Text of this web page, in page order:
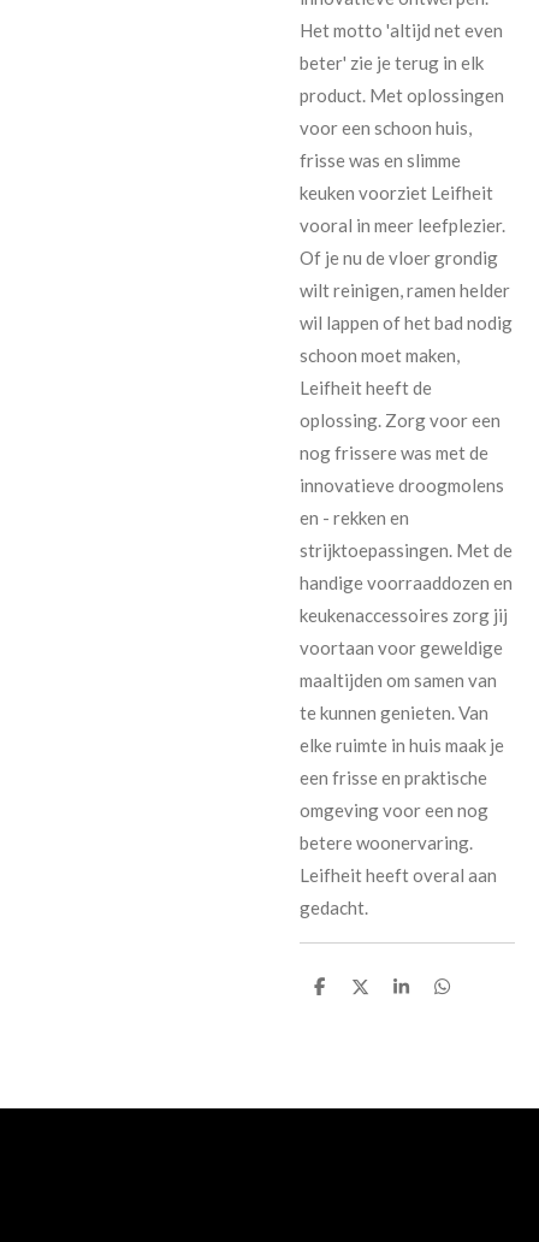
Het motto 'altijd net even
beter' zie je terug in elk
product. Met oplossingen
voor een schoon huis,
frisse was en slimme
keuken voorziet Leifheit
vooral in meer leefplezier.
Of je nu de vloer grondig
wilt reinigen, ramen helder
wil lappen of het bad nodig
schoon moet maken,
Leifheit heeft de
oplossing. Zorg voor een
nog frissere was met de
innovatieve droogmolens
en - rekken en
strijktoepassingen. Met de
handige voorraaddozen en
keukenaccessoires zorg jij
voortaan voor geweldige
maaltijden om samen van
te kunnen genieten. Van
elke ruimte in huis maak je
een frisse en praktische
omgeving voor een nog
betere woonervaring.
Leifheit heeft overal aan
gedacht.
D
D
S
D